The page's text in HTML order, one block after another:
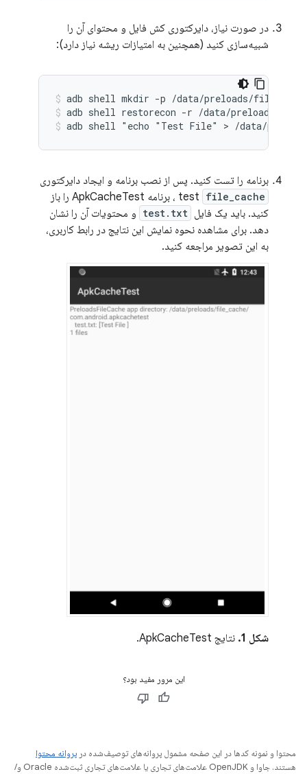
در صورت نیاز، دایرکتوری کش فایل و محتوای آن را
شبیه‌سازی کنید (همچنین به امتیازات ریشه نیاز دارد):
adb shell mkdir -p /data/preloads/
adb shell restorecon -r /data/preloads
adb shell "echo "Test File" > /data/
برنامه را تست کنید. پس از نصب برنامه و ایجاد دایرکتوری
test file_cache
، برنامه ApkCacheTest را باز
کنید. باید یک فایل test.txt و محتویات آن را نشان
دهد. برای مشاهده نحوه نمایش این نتایج در رابط کاربری،
به این تصویر مراجعه کنید.
شکل 1. نتایج ApkCacheTest.
این مرور مفید بود؟
محتوا و نمونه کدها در این صفحه مشمول پروانه‌های توصیف‌شده در پروانه محتوا
هستند. جاوا و OpenJDK علامت‌های تجاری یا علامت‌های تجاری ثبت‌شده Oracle و/